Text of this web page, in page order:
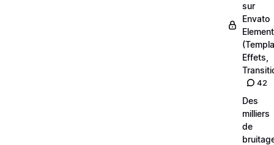
sur
Envato
Effets,
42
Des
milliers
de